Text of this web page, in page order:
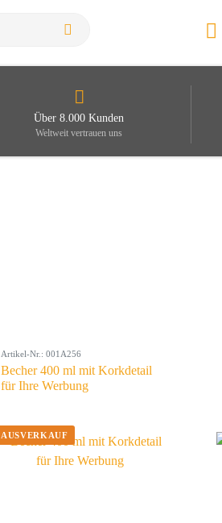
Über 8.000 Kunden
Weltweit vertrauen uns
Artikel-Nr.: 001A256
Becher 400 ml mit Korkdetail
für Ihre Werbung